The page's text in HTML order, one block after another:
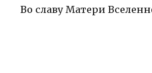
Во славу Матери